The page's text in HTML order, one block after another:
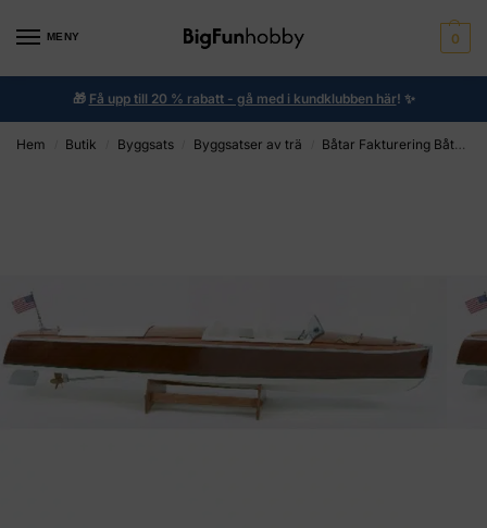
MENY 0
🎁 Få upp till 20 % rabatt - gå med i kundklubben här! ✨
Hem Butik Byggsats Byggsatser av trä Båtar Fakturering Båtar